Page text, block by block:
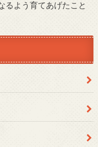
るよう育てあげたこと